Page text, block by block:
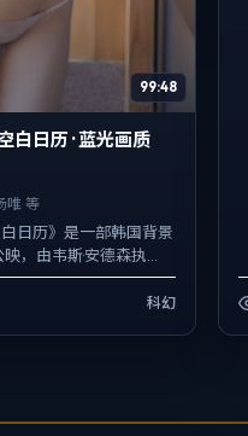
99:48
日历 · 蓝光画质
唯 等
日历》是一部韩国背景
，由韦斯·安德森执
唯、安藤樱等主演...
科幻